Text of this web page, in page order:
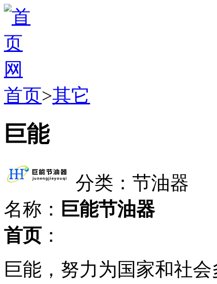
首页>其它
巨能
分类：节油器
名称： 巨能节油器
首页 ：
巨能，努力为国家和社